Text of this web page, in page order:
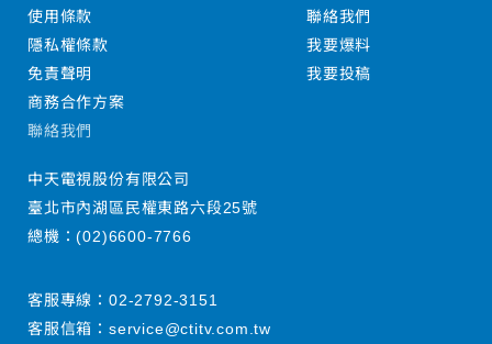
使用條款
隱私權條款
免責聲明
商務合作方案
聯絡我們
我要爆料
我要投稿
聯絡我們
中天電視股份有限公司
臺北市內湖區民權東路六段25號
總機：(02)6600-7766
客服專線： 02-2792-3151
客服信箱： service@ctitv.com.tw